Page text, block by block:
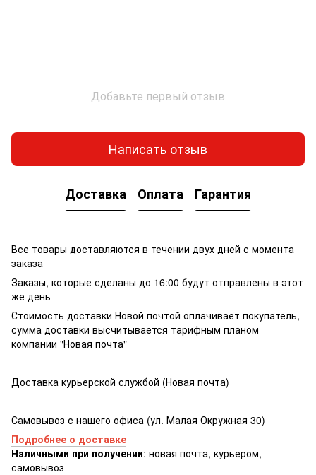
Добавьте первый отзыв
Написать отзыв
Доставка Оплата Гарантия
Все товары доставляются в течении двух дней с момента
заказа
Заказы, которые сделаны до 16:00 будут отправлены в этот
же день
Стоимость доставки Новой почтой оплачивает покупатель,
сумма доставки высчитывается тарифным планом
компании "Новая почта"
Доставка курьерской службой (Новая почта)
Самовывоз с нашего офиса (ул. Малая Окружная 30)
Подробнее о доставке
Наличными при получении: новая почта, курьером,
самовывоз